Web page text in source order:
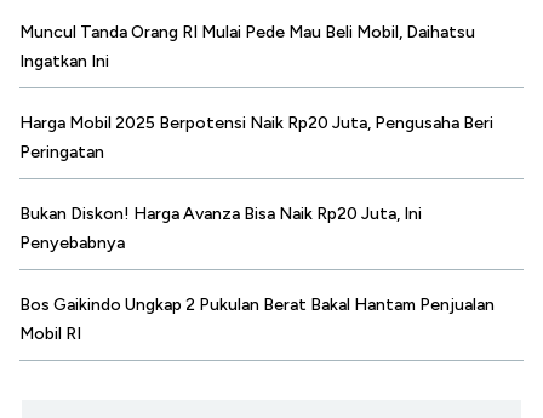
Muncul Tanda Orang RI Mulai Pede Mau Beli Mobil, Daihatsu
Ingatkan Ini
Harga Mobil 2025 Berpotensi Naik Rp20 Juta, Pengusaha Beri
Peringatan
Bukan Diskon! Harga Avanza Bisa Naik Rp20 Juta, Ini
Penyebabnya
Bos Gaikindo Ungkap 2 Pukulan Berat Bakal Hantam Penjualan
Mobil RI